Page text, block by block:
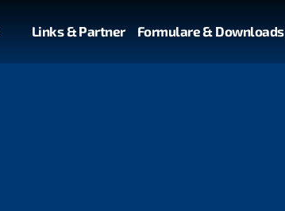
Links & Partner Formulare & Downloads